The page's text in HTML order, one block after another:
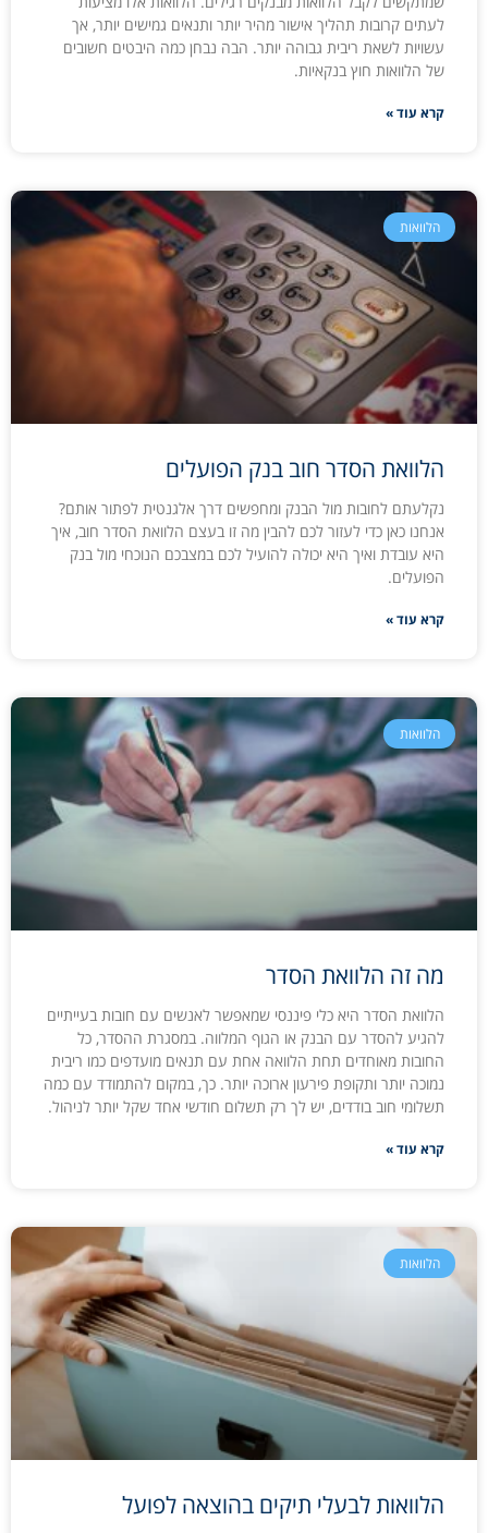
לעתים קרובות תהליך אישור מהיר יותר ותנאים גמישים יותר, אך
עשויות לשאת ריבית גבוהה יותר. הבה נבחן כמה היבטים חשובים
של הלוואות חוץ בנקאיות.
קרא עוד »
הלוואות
הלוואת הסדר חוב בנק הפועלים
נקלעתם לחובות מול הבנק ומחפשים דרך אלגנטית לפתור אותם?
אנחנו כאן כדי לעזור לכם להבין מה זו בעצם הלוואת הסדר חוב, איך
היא עובדת ואיך היא יכולה להועיל לכם במצבכם הנוכחי מול בנק
הפועלים.
קרא עוד »
הלוואות
מה זה הלוואת הסדר
הלוואת הסדר היא כלי פיננסי שמאפשר לאנשים עם חובות בעייתיים
להגיע להסדר עם הבנק או הגוף המלווה. במסגרת ההסדר, כל
החובות מאוחדים תחת הלוואה אחת עם תנאים מועדפים כמו ריבית
נמוכה יותר ותקופת פירעון ארוכה יותר. כך, במקום להתמודד עם כמה
תשלומי חוב בודדים, יש לך רק תשלום חודשי אחד שקל יותר לניהול.
קרא עוד »
הלוואות
הלוואות לבעלי תיקים בהוצאה לפועל